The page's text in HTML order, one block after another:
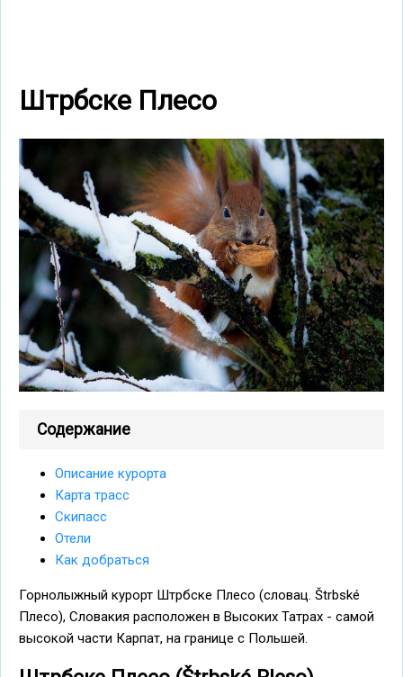
Штрбске Плесо
Содержание
Описание курорта
Карта трасс
Скипасс
Отели
Как добраться
Горнолыжный курорт Штрбске Плесо (словац. Štrbské
Плесо), Словакия расположен в Высоких Татрах - самой
высокой части Карпат, на границе с Польшей.